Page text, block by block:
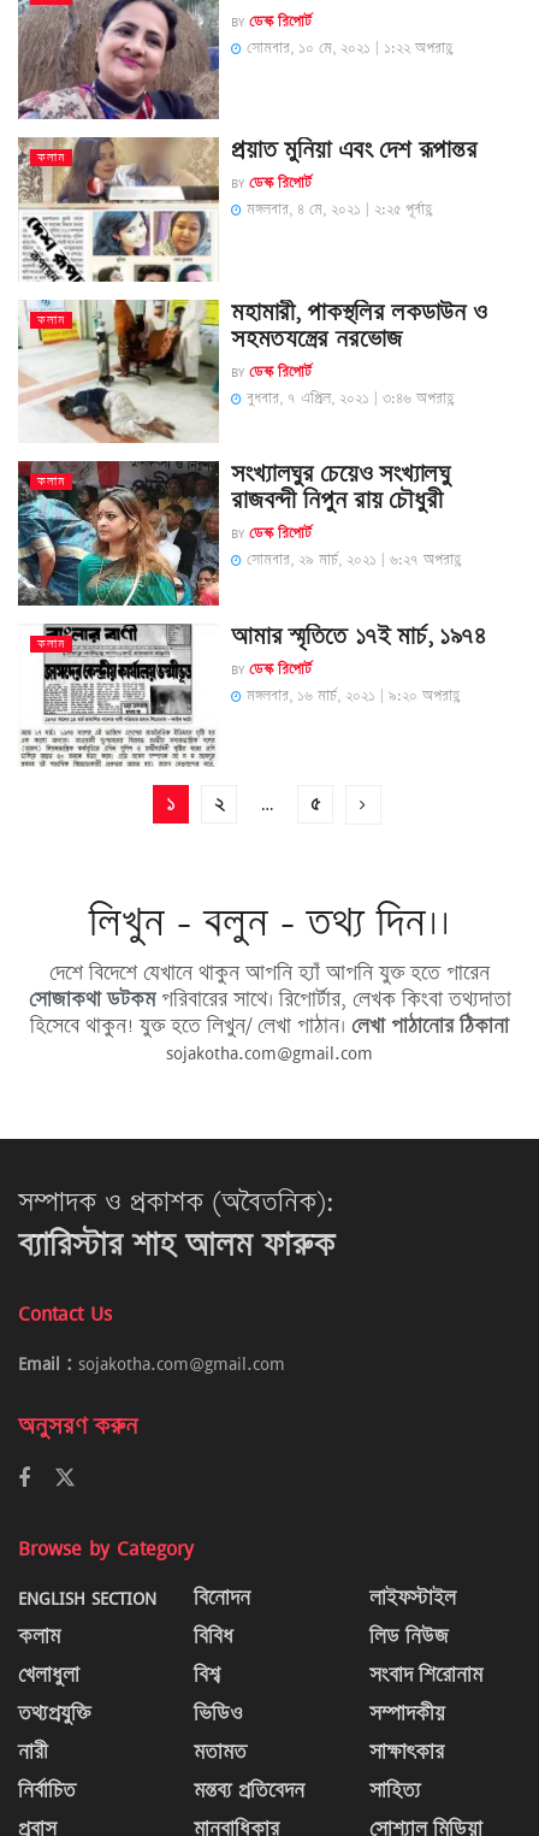
BY ডেস্ক রিপোর্ট
সোমবার, ১০ মে, ২০২১ | ১:২২ অপরাহ্ণ
কলাম প্রয়াত মুনিয়া এবং দেশ রূপান্তর
BY ডেস্ক রিপোর্ট
মঙ্গলবার, ৪ মে, ২০২১ | ২:২৫ পূর্বাহ্ণ
কলাম
মহামারী, পাকস্থলির লকডাউন ও
সহমতযন্ত্রের নরভোজ
BY ডেস্ক রিপোর্ট
বুধবার, ৭ এপ্রিল, ২০২১ | ৩:৪৬ অপরাহ্ণ
কলাম
সংখ্যালঘুর চেয়েও সংখ্যালঘু
রাজবন্দী নিপুন রায় চৌধুরী
BY ডেস্ক রিপোর্ট
সোমবার, ২৯ মার্চ, ২০২১ | ৬:২৭ অপরাহ্ণ
কলাম আমার স্মৃতিতে ১৭ই মার্চ, ১৯৭৪
BY ডেস্ক রিপোর্ট
মঙ্গলবার, ১৬ মার্চ, ২০২১ | ৯:২০ অপরাহ্ণ
১ ২ … ৫
লিখুন - বলুন - তথ্য দিন।।
দেশে বিদেশে যেখানে থাকুন আপনি হ্যাঁ আপনি যুক্ত হতে পারেন
সোজাকথা ডটকমপরিবারের সাথে। রিপোর্টার, লেখক কিংবা তথ্যদাতা
হিসেবে থাকুন! যুক্ত হতে লিখুন/ লেখা পাঠান। লেখা পাঠানোর ঠিকানা
sojakotha.com@gmail.com
সম্পাদক ও প্রকাশক (অবৈতনিক):
ব্যারিস্টার শাহ আলম ফারুক
Contact Us
Email : sojakotha.com@gmail.com
অনুসরণ করুন
Browse by Category
ENGLISH SECTION
কলাম
খেলাধুলা
তথ্যপ্রযুক্তি
নারী
নির্বাচিত
প্রবাস
বিনোদন
বিবিধ
বিশ্ব
ভিডিও
মতামত
মন্তব্য প্রতিবেদন
মানবাধিকার
লাইফস্টাইল
লিড নিউজ
সংবাদ শিরোনাম
সম্পাদকীয়
সাক্ষাৎকার
সাহিত্য
সোশ্যাল মিডিয়া